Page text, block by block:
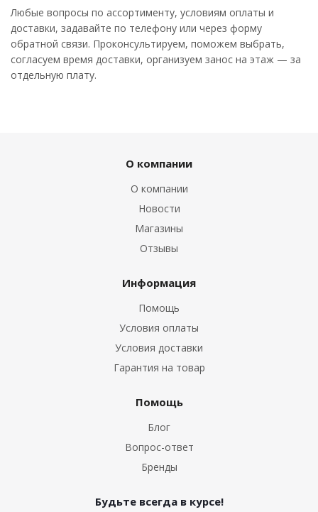
Любые вопросы по ассортименту, условиям оплаты и
доставки, задавайте по телефону или через форму
обратной связи. Проконсультируем, поможем выбрать,
согласуем время доставки, организуем занос на этаж — за
отдельную плату.
О компании
О компании
Новости
Магазины
Отзывы
Информация
Помощь
Условия оплаты
Условия доставки
Гарантия на товар
Помощь
Блог
Вопрос-ответ
Бренды
Будьте всегда в курсе!